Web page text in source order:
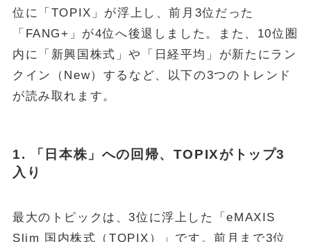
位に「TOPIX」が浮上し、前月3位だった
「FANG+」が4位へ後退しました。また、10位圏
内に「新興国株式」や「日経平均」が新たにラン
クイン（New）するなど、以下の3つのトレンド
が読み取れます。
1. 「日本株」への回帰、TOPIXがトップ3
入り
最大のトピックは、3位に浮上した「eMAXIS
Slim 国内株式（TOPIX）」です。前月まで3位